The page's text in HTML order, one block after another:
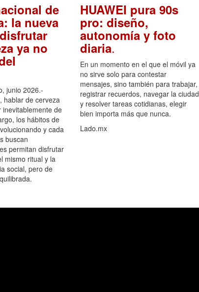
de
la nueva
ya no
junio 2026.-
hablar de cerveza
inevitablemente de
los hábitos de
y cada
buscan
permitan disfrutar
mismo ritual y la
social, pero de
HUAWEI pura 90s
pro: diseño,
autonomía y foto
diaria.
En un momento en el que el móvil ya
no sirve solo para contestar
mensajes, sino también para trabajar,
registrar recuerdos, navegar la ciudad
y resolver tareas cotidianas, elegir
bien importa más que nunca.
Lado.mx